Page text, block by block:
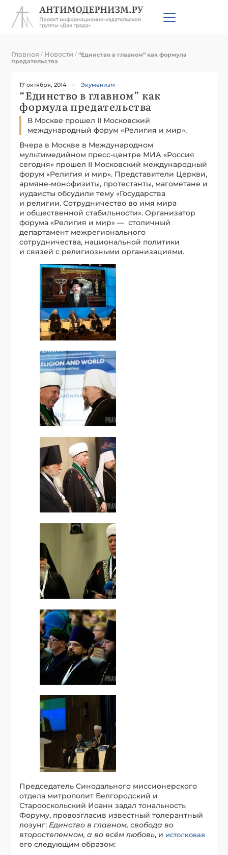
Главная / Новости /“Единство в главном” как формула
предательства
17 октября, 2014 Экуменизм
“Единство в главном” как
формула предательства
В Москве прошел II Московский
международный форум «Религия и мир».
Вчера в Москве в Международном
мультимедийном пресс-центре МИА «Россия
сегодня» прошел II Московский международный
форум «Религия и мир». Представители Церкви,
армяне-монофизиты, протестанты, магометане и
иудаисты обсудили тему «Государства
и религии. Сотрудничество во имя мира
и общественной стабильности». Организатор
форума «Религия и мир» — столичный
департамент межрегионального
сотрудничества, национальной политики
и связей с религиозными организациями.
Председатель Синодального миссионерского
отдела митрополит Белгородский и
Старооскольский Иоанн задал тональность
Форуму, провозгласив известный толерантный
лозунг: Единство в главном, свобода во
второстепенном, а во всём любовь, и истолковав
его следующим образом: